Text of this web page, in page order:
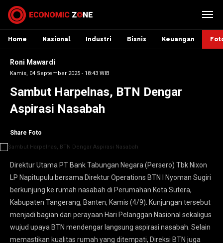
Home Nasional Industri Bisnis Keuangan
Roni Mawardi
Kamis, 04 September 2025 - 18:43 WIB
Sambut Harpelnas, BTN Dengar
Aspirasi Nasabah
Share Foto
Direktur Utama PT Bank Tabungan Negara (Persero) Tbk Nixon
LP Napitupulu bersama Direktur Operations BTN I Nyoman Sugiri
berkunjung ke rumah nasabah di Perumahan Kota Sutera,
Kabupaten Tangerang, Banten, Kamis (4/9). Kunjungan tersebut
menjadi bagian dari perayaan Hari Pelanggan Nasional sekaligus
wujud upaya BTN mendengar langsung aspirasi nasabah. Selain
memastikan kualitas rumah yang ditempati, Direksi BTN juga